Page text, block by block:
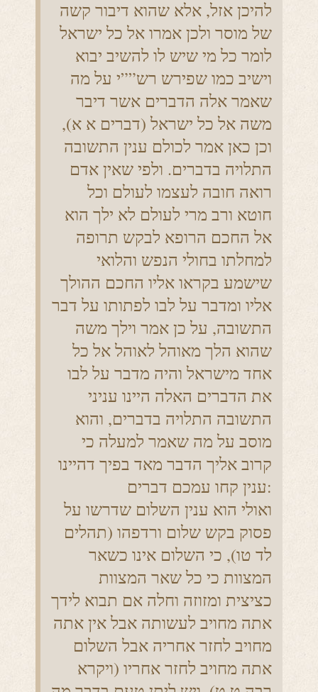
להיכן אזל, אלא שהוא דיבור קשה
של מוסר ולכן אמרו אל כל ישראל
לומר כל מי שיש לו להשיב יבוא
וישיב כמו שפירש רש””י על מה
שאמר אלה הדברים אשר דיבר
משה אל כל ישראל (דברים א א),
וכן כאן אמר לכולם ענין התשובה
התלויה בדברים. ולפי שאין אדם
רואה חובה לעצמו לעולם וכל
חוטא ורב מרי לעולם לא ילך הוא
אל החכם הרופא לבקש תרופה
למחלתו בחולי הנפש והלואי
שישמע בקראו אליו החכם ההולך
אליו ומדבר על לבו לפתותו על דבר
התשובה, על כן אמר וילך משה
שהוא הלך מאוהל לאוהל אל כל
אחד מישראל והיה מדבר על לבו
את הדברים האלה היינו עניני
התשובה התלויה בדברים, והוא
מוסב על מה שאמר למעלה כי
קרוב אליך הדבר מאד בפיך דהיינו
ענין קחו עמכם דברים:
ואולי הוא ענין השלום שדרשו על
פסוק בקש שלום ורדפהו (תהלים
לד טו), כי השלום אינו כשאר
המצוות כי כל שאר המצוות
כציצית ומזוזה וחלה אם תבוא לידך
אתה מחויב לעשותה אבל אין אתה
מחויב לחזר אחריה אבל השלום
אתה מחויב לחזר אחריו (ויקרא